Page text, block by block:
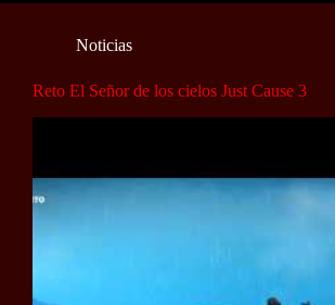
Noticias
Reto El Señor de los cielos Just Cause 3